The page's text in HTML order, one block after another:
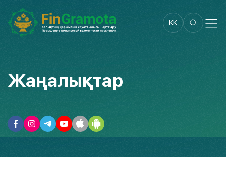
KK
Жаңалықтар